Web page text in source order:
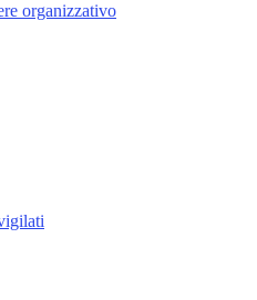
organizzativo